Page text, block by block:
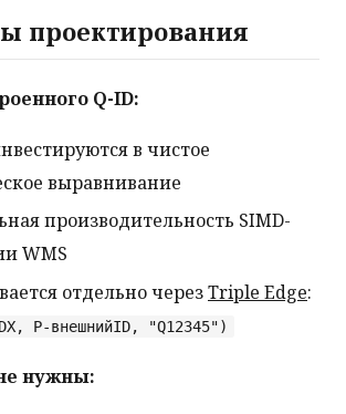
проектирования
Q-ID:
в чистое
выравнивание
производительность SIMD-
WMS
отдельно черезTriple Edge:
P-внешнийID, "Q12345")
нужны: